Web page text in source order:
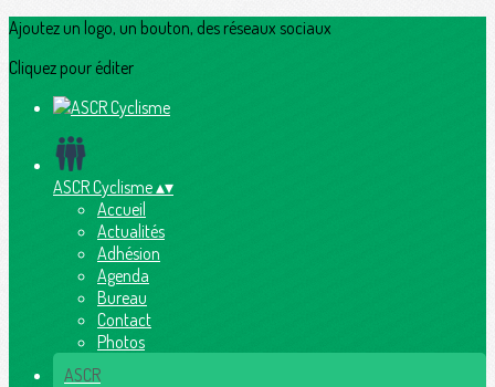
Ajoutez un logo, un bouton, des réseaux sociaux
Cliquez pour éditer
ASCR Cyclisme▴▾
Accueil
Actualités
Adhésion
Agenda
Bureau
Contact
Photos
ASCR